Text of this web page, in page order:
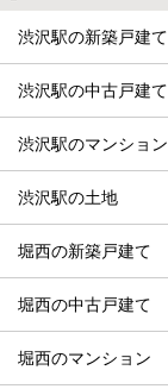
渋沢駅の新築戸建て
渋沢駅の中古戸建て
渋沢駅のマンション
渋沢駅の土地
堀西の新築戸建て
堀西の中古戸建て
堀西のマンション